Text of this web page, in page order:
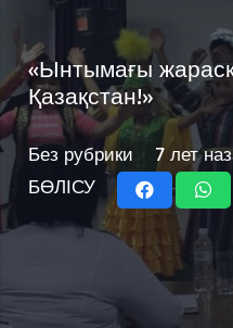
«Ынтымағы
Қазақстан!»
Без рубрики
7 лет
БӨЛІСУ